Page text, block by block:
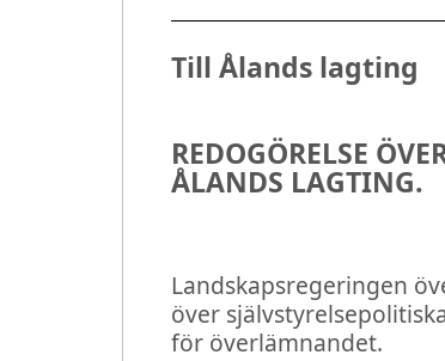
Till Ålands lagting
REDOGÖRELSE
ÅLANDS LAGTING.
Landskapsregeringen
över
för överlämnandet.